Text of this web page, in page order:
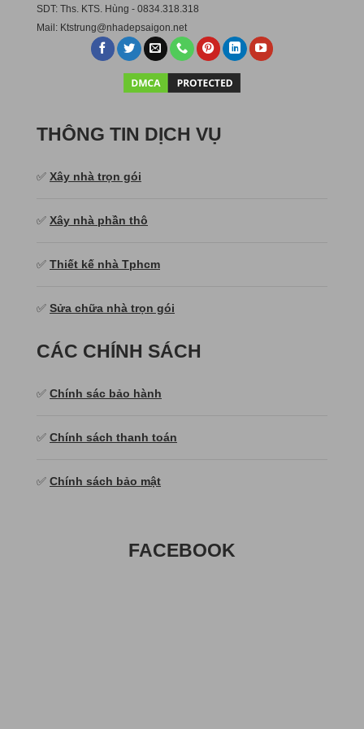
SDT: Ths. KTS. Hùng - 0834.318.318
Mail: Ktstrung@nhadepsaigon.net
THÔNG TIN DỊCH VỤ
✅ Xây nhà trọn gói
✅ Xây nhà phần thô
✅ Thiết kế nhà Tphcm
✅ Sửa chữa nhà trọn gói
CÁC CHÍNH SÁCH
✅ Chính sác bảo hành
✅ Chính sách thanh toán
✅ Chính sách bảo mật
FACEBOOK